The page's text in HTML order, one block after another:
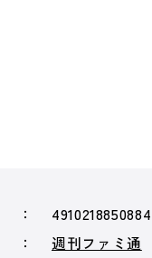
4910218850884
週刊ファミ通